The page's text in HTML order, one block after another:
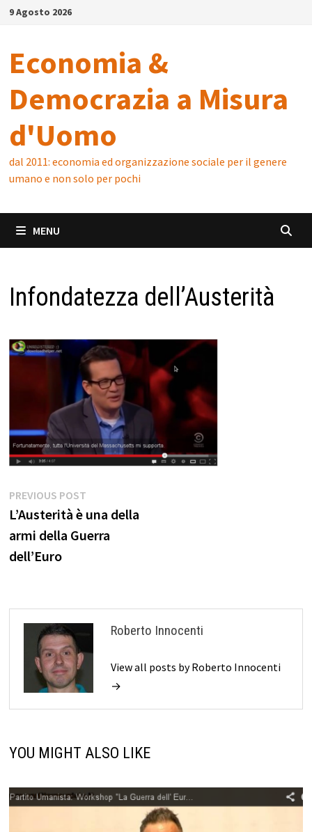
Skip9 Agosto 2026
Economia &
Democrazia a Misura
d'Uomo
dal 2011: economia ed organizzazione sociale per il genere
umano e non solo per pochi
MENU
Infondatezza dell’Austerità
Navigazione
articoli
PREVIOUS POSTPrevious
post:
L’Austerità è una della
armi della Guerra
dell’Euro
Roberto Innocenti
View all posts by Roberto Innocenti
→
YOU MIGHT ALSO LIKE